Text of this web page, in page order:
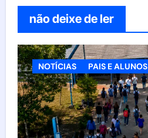
não deixe de ler
NOTÍCIAS PAIS E ALUNOS